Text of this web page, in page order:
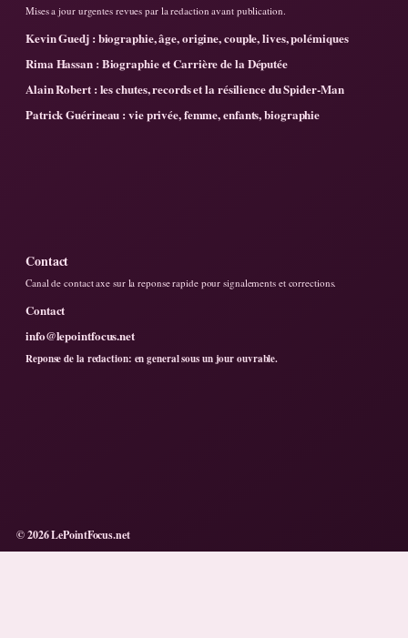
Mises a jour urgentes revues par la redaction avant publication.
Kevin Guedj : biographie, âge, origine, couple, lives, polémiques
Rima Hassan : Biographie et Carrière de la Députée
Alain Robert : les chutes, records et la résilience du Spider-Man
Patrick Guérineau : vie privée, femme, enfants, biographie
Contact
Canal de contact axe sur la reponse rapide pour signalements et corrections.
Contact
info@lepointfocus.net
Reponse de la redaction: en general sous un jour ouvrable.
© 2026 LePointFocus.net